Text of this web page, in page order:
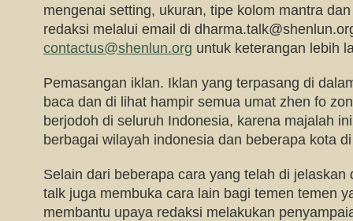
mengenai setting, ukuran, tipe kolom mantra
redaksi melalui email di
contactus@shenlun.org untuk keterangan lebih
Pemasangan iklan. Iklan yang terpasang di
baca dan di lihat hampir semua umat zhen fo
berjodoh di seluruh Indonesia, karena majalah
berbagai wilayah indonesia dan beberapa kota
Selain dari beberapa cara yang telah di jelaskan
talk juga membuka cara lain bagi temen temen
membantu upaya redaksi melakukan